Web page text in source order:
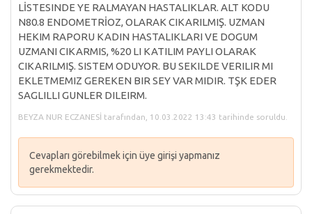
LİSTESINDE YE RALMAYAN HASTALIKLAR. ALT KODU
N80.8 ENDOMETRİOZ, OLARAK CIKARILMIŞ. UZMAN
HEKIM RAPORU KADIN HASTALIKLARI VE DOGUM
UZMANI CIKARMIS, %20 LI KATILIM PAYLI OLARAK
CIKARILMIŞ. SISTEM ODUYOR. BU SEKILDE VERILIR MI
EKLETMEMIZ GEREKEN BIR SEY VAR MIDIR. TŞK EDER
SAGLILLI GUNLER DILEIRM.
BEYZA NUR ECZANESİ tarafından, 10.03.2022 13:43 tarihinde soruldu.
Cevapları görebilmek için üye girişi yapmanız
gerekmektedir.